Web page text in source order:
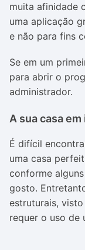
muita afinidade
uma aplicação
e não para fins
Se em um
para abrir o
administrador.
A sua casa
É difícil
uma casa
conforme
gosto.
estruturais,
requer o uso de